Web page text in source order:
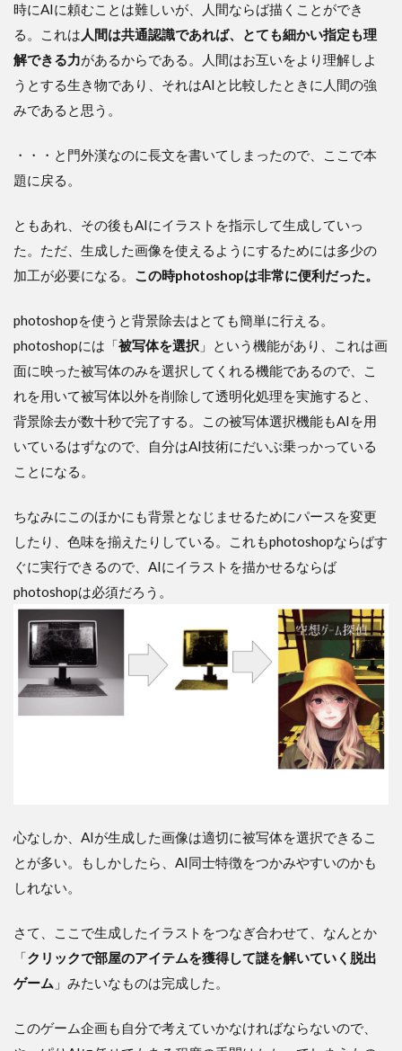
時にAIに頼むことは難しいが、人間ならば描くことができ
る。これは 人間は共通認識であれば、とても細かい指定も理
解できる力があるからである。人間はお互いをより理解しよ
うとする生き物であり、それはAIと比較したときに人間の強
みであると思う。
・・・と門外漢なのに長文を書いてしまったので、ここで本
題に戻る。
ともあれ、その後もAIにイラストを指示して生成していっ
た。ただ、生成した画像を使えるようにするためには多少の
加工が必要になる。 この時photoshopは非常に便利だった。
photoshopを使うと背景除去はとても簡単に行える。
photoshopには「被写体を選択 」という機能があり、これは画
面に映った被写体のみを選択してくれる機能であるので、こ
れを用いて被写体以外を削除して透明化処理を実施すると、
背景除去が数十秒で完了する。この被写体選択機能もAIを用
いているはずなので、自分はAI技術にだいぶ乗っかっている
ことになる。
ちなみにこのほかにも背景となじませるためにパースを変更
したり、色味を揃えたりしている。これもphotoshopならばす
ぐに実行できるので、AIにイラストを描かせるならば
photoshopは必須だろう。
心なしか、AIが生成した画像は適切に被写体を選択できるこ
とが多い。もしかしたら、AI同士特徴をつかみやすいのかも
しれない。
さて、ここで生成したイラストをつなぎ合わせて、なんとか
「クリックで部屋のアイテムを獲得して謎を解いていく脱出
ゲーム 」みたいなものは完成した。
このゲーム企画も自分で考えていかなければならないので、